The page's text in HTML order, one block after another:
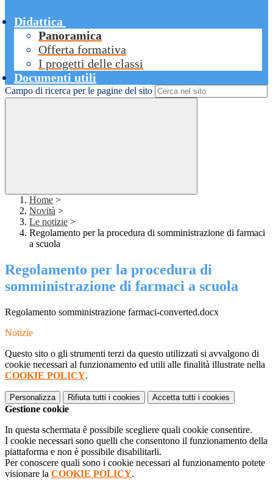
Didattica
Panoramica
Offerta formativa
I progetti delle classi
Documenti utili
Campo di ricerca per le pagine del sito
Home >
Novità >
Le notizie >
Regolamento per la procedura di somministrazione di farmaci
a scuola
Regolamento per la procedura di
somministrazione di farmaci a scuola
Regolamento somministrazione farmaci-converted.docx
Notizie
Questo sito o gli strumenti terzi da questo utilizzati si avvalgono di
cookie necessari al funzionamento ed utili alle finalità illustrate nella
COOKIE POLICY.
Personalizza Rifiuta tutti i cookies Accetta tutti i cookies
Gestione cookie
In questa schermata è possibile scegliere quali cookie consentire.
I cookie necessari sono quelli che consentono il funzionamento della
piattaforma e non è possibile disabilitarli.
Per conoscere quali sono i cookie necessari al funzionamento potete
visionare la COOKIE POLICY.